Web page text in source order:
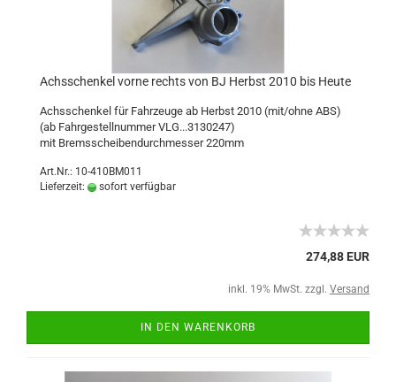
Achsschenkel vorne rechts von BJ Herbst 2010 bis Heute
Achsschenkel für Fahrzeuge ab Herbst 2010 (mit/ohne ABS)
(ab Fahrgestellnummer VLG...3130247)
mit Bremsscheibendurchmesser 220mm
Art.Nr.: 10-410BM011
Lieferzeit:
sofort verfügbar
274,88 EUR
inkl. 19% MwSt. zzgl. Versand
IN DEN WARENKORB